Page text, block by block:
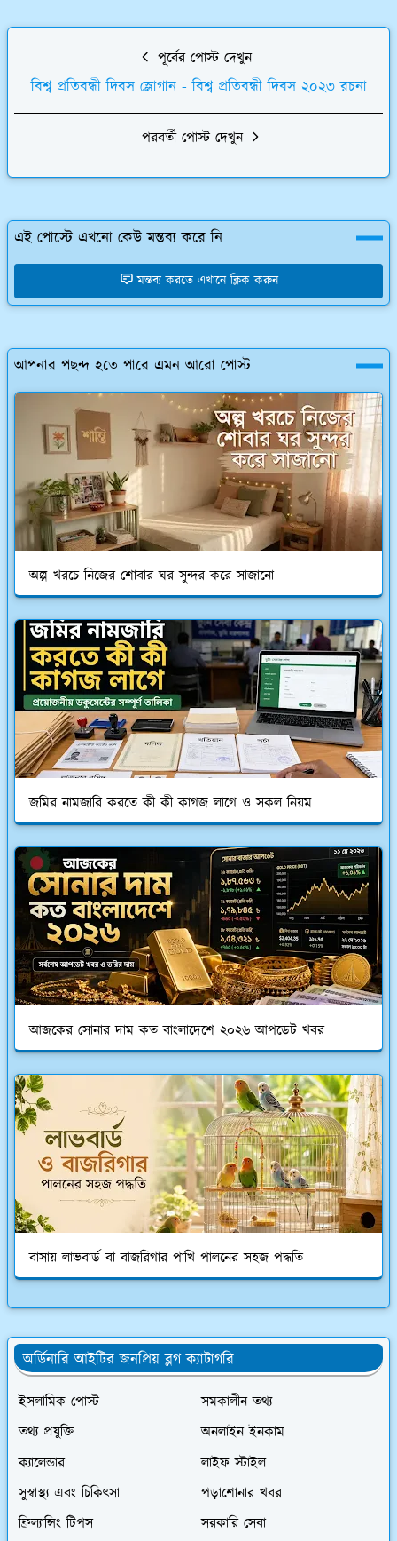
পূর্বের পোস্ট দেখুন
বিশ্ব প্রতিবন্ধী দিবস স্লোগান - বিশ্ব প্রতিবন্ধী দিবস ২০২৩ রচনা
পরবর্তী পোস্ট দেখুন
এই পোস্টে এখনো কেউ মন্তব্য করে নি
মন্তব্য করতে এখানে ক্লিক করুন
আপনার পছন্দ হতে পারে এমন আরো পোস্ট
অল্প খরচে নিজের শোবার ঘর সুন্দর করে সাজানো
জমির নামজারি করতে কী কী কাগজ লাগে ও সকল নিয়ম
আজকের সোনার দাম কত বাংলাদেশে ২০২৬ আপডেট খবর
বাসায় লাভবার্ড বা বাজরিগার পাখি পালনের সহজ পদ্ধতি
অর্ডিনারি আইটির জনপ্রিয় ব্লগ ক্যাটাগরি
ইসলামিক পোস্ট
সমকালীন তথ্য
তথ্য প্রযুক্তি
অনলাইন ইনকাম
ক্যালেন্ডার
লাইফ স্টাইল
সুস্বাস্থ্য এবং চিকিৎসা
পড়াশোনার খবর
ফ্রিল্যান্সিং টিপস
সরকারি সেবা